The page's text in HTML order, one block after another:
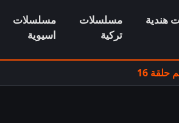
هندية
مسلسلات
تركية
مسلسلات
اسيوية
16